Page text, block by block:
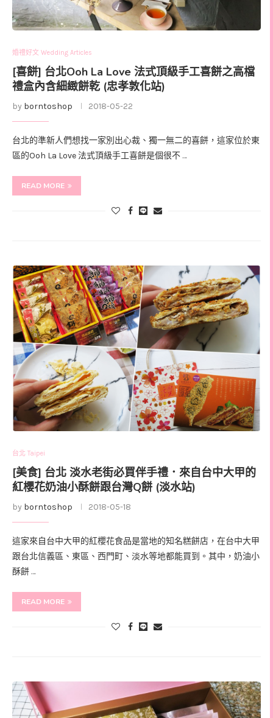
婚禮好文 Wedding Articles
[喜餅] 台北Ooh La Love 法式頂級手工喜餅之高檔
禮盒內含細緻餅乾 (忠孝敦化站)
by borntoshop 2018-05-22
台北的準新人們想找一家別出心裁、獨一無二的喜餅，這家位於東
區的Ooh La Love 法式頂級手工喜餅是個很不 …
READ MORE
台北 Taipei
[美食] 台北 淡水老街必買伴手禮．來自台中大甲的
紅櫻花奶油小酥餅跟台灣Q餅 (淡水站)
by borntoshop 2018-05-18
這家來自台中大甲的紅櫻花食品是當地的知名糕餅店，在台中大甲
跟台北信義區、東區、西門町、淡水等地都能買到。其中，奶油小
酥餅 …
READ MORE